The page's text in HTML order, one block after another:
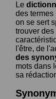
Le
des termes
on se sert
trouver
l'être, de
des
mots dans
sa